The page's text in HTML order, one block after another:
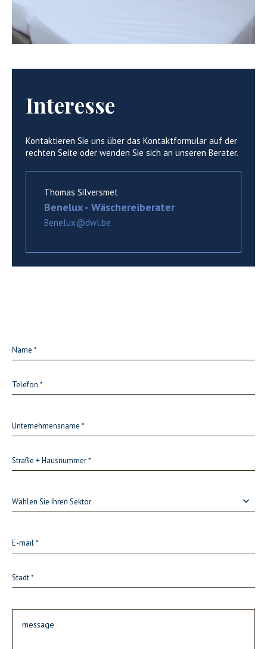
Interesse
Kontaktieren Sie uns über das Kontaktformular auf der
rechten Seite oder wenden Sie sich an unseren Berater.
Thomas Silversmet
Benelux - Wäschereiberater
Benelux@dwl.be
Wählen Sie Ihren Sektor